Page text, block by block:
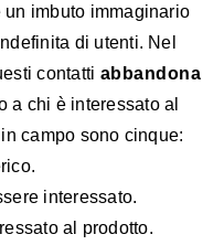
imbuto immaginario
di utenti. Nel
contatti abbandona
a chi è interessato al
campo sono cinque:
interessato.
al prodotto.